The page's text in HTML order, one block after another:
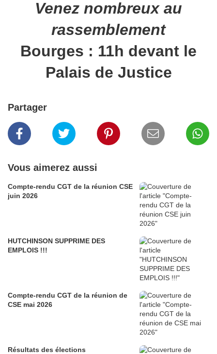
Venez nombreux au
rassemblement
Bourges : 11h devant le
Palais de Justice
Partager
Vous aimerez aussi
Compte-rendu CGT de la réunion CSE
juin 2026
HUTCHINSON SUPPRIME DES
EMPLOIS !!!
Compte-rendu CGT de la réunion de
CSE mai 2026
Résultats des élections